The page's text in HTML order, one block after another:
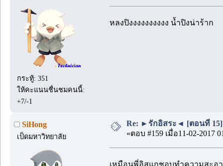
กระทู้: 351
ให้คะแนนชื่นชมคนนี้:
+7/-1
หลงปิงงงงงงงงงง น้ำปิงน่าร้าก
SiHong
เป็ดมหาวิทยาลัย
Re: ►รักอิสระ◄ [ตอนที่ 15]
«ตอบ #159 เมื่อ11-02-2017
เหมือนพี่อิสแกชอบทำความสะอ